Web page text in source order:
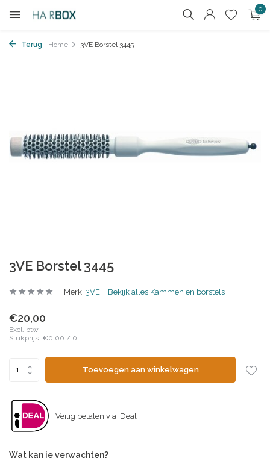
0
Terug Home 3VE Borstel 3445
3VE Borstel 3445
Merk: 3VE Bekijk alles Kammen en borstels
€20,00
Excl. btw
Stukprijs: €0,00 / 0
Toevoegen aan winkelwagen
Veilig betalen via iDeal
Wat kan je verwachten?